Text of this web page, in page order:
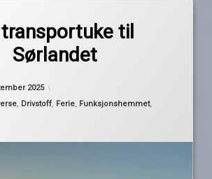
transportuke til
Sørlandet
2025
, Drivstoff, Ferie, Funksjonshemmet,